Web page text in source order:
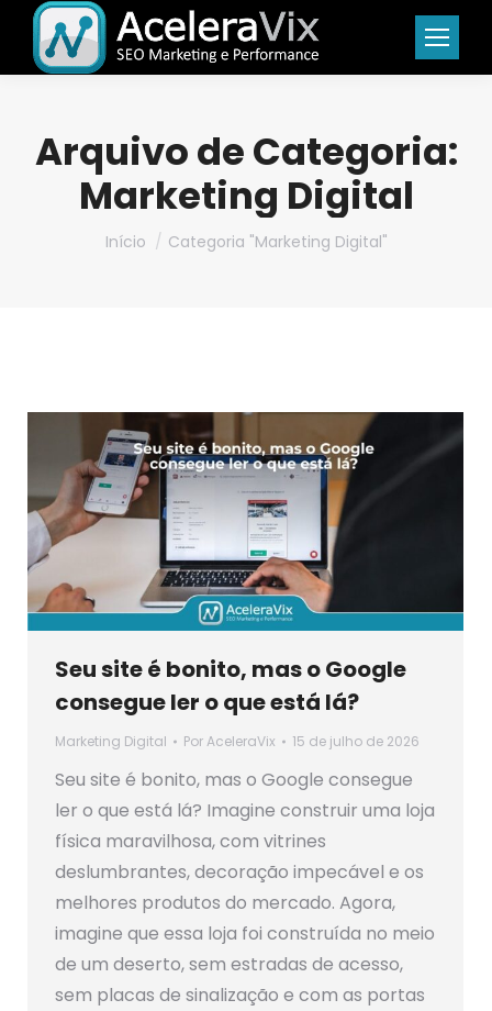
Arquivo de Categoria:
Marketing Digital
Você está aqui:
Início Categoria "Marketing Digital"
Seu site é bonito, mas o Google
consegue ler o que está lá?
Marketing Digital PorAceleraVix 15 de julho de 2026
Seu site é bonito, mas o Google consegue
ler o que está lá? Imagine construir uma loja
física maravilhosa, com vitrines
deslumbrantes, decoração impecável e os
melhores produtos do mercado. Agora,
imagine que essa loja foi construída no meio
de um deserto, sem estradas de acesso,
sem placas de sinalização e com as portas